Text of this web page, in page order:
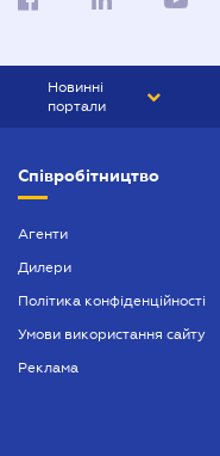
Новинні
портали
БІЗНЕС
Співробітництво
Агенти
Дилери
Політика конфіденційності
Умови використання сайту
Реклама